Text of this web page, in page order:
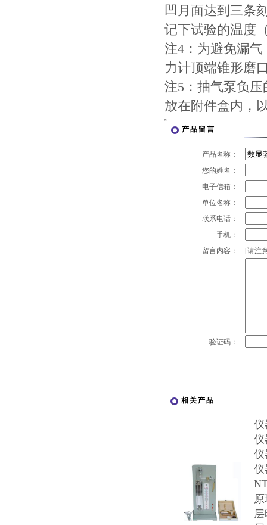
凹月面达到三条
记下试验的温度
注4：为避免漏
力计顶端锥形磨
注5：抽气泵负
放在附件盒内，
产品留言
产品名称：
您的姓名：
电子信箱：
单位名称：
联系电话：
手机：
留言内容：
[请注
验证码：
相关产品
仪
仪
仪
仪